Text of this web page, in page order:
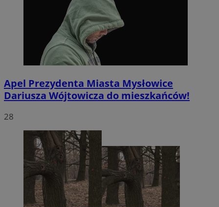
Apel Prezydenta Miasta Mysłowice
Dariusza Wójtowicza do mieszkańców!
28